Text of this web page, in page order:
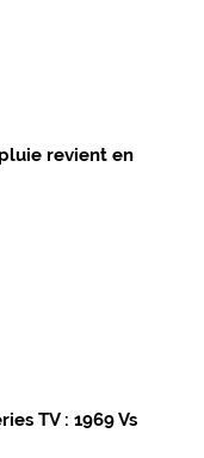
revient en
TV : 1969 Vs